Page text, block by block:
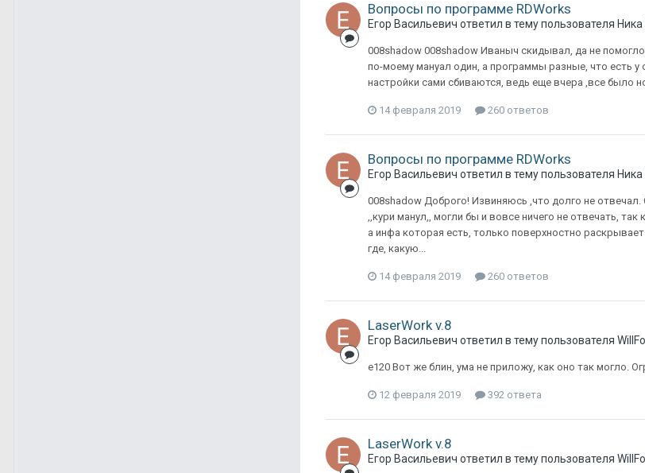
Вопросы по программе RDWorks
Егор Васильевич ответил в тему пользователя Ника
008shadow 008shadow Иваныч скидывал, да не
по-моему мануал один, а программы разные, что есть у
настройки сами сбиваются, ведь еще вчера ,все было
14 февраля 2019 260 ответов
Вопросы по программе RDWorks
Егор Васильевич ответил в тему пользователя Ника
008shadow Доброго! Извиняюсь ,что долго не
,,кури манул,, могли бы и вовсе ничего не отвечать,
а инфа которая есть, только поверхностно
где, какую...
14 февраля 2019 260 ответов
LaserWork v.8
Егор Васильевич ответил в тему пользователя
e120 Вот же блин, ума не приложу, как оно так могло.
12 февраля 2019 392 ответа
LaserWork v.8
Егор Васильевич ответил в тему пользователя